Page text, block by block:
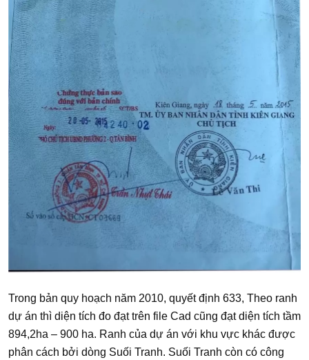
Trong bản quy hoạch năm 2010, quyết định 633, Theo ranh
dự án thì diện tích đo đạt trên file Cad cũng đạt diện tích tầm
894,2ha – 900 ha. Ranh của dự án với khu vực khác được
phân cách bởi dòng Suối Tranh. Suối Tranh còn có công